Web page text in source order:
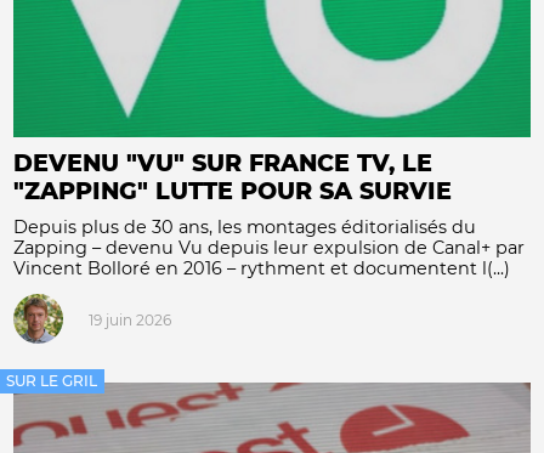
DEVENU "VU" SUR FRANCE TV, LE
"ZAPPING" LUTTE POUR SA SURVIE
Depuis plus de 30 ans, les montages éditorialisés du
Zapping – devenu Vu depuis leur expulsion de Canal+ par
Vincent Bolloré en 2016 – rythment et documentent l(...)
19 juin 2026
SUR LE GRIL